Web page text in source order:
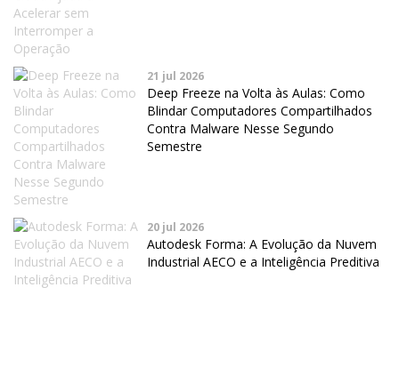
21 jul 2026
Deep Freeze na Volta às Aulas: Como
Blindar Computadores Compartilhados
Contra Malware Nesse Segundo
Semestre
20 jul 2026
Autodesk Forma: A Evolução da Nuvem
Industrial AECO e a Inteligência Preditiva